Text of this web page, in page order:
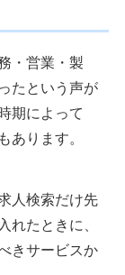
・営業・製
たという声が
期によって
あります。
人検索だけ先
れたときに、
きサービスか